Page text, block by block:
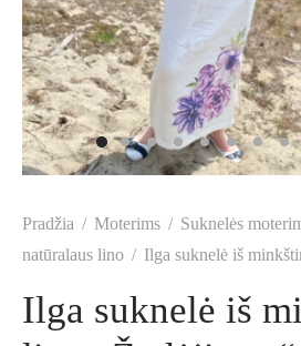
Pradžia / Moterims / Suknelės
natūralaus lino / Ilga suknelė iš
Ilga suknelė iš